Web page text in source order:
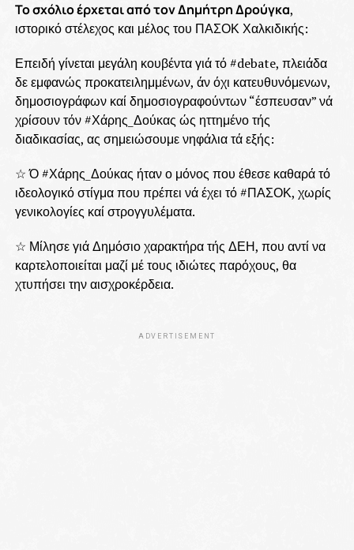
Το σχόλιο έρχεται από τον Δημήτρη Δρούγκα,
ιστορικό στέλεχος και μέλος του ΠΑΣΟΚ Χαλκιδικής:
Επειδή γίνεται μεγάλη κουβέντα γιά τό #debate, πλειάδα
δε εμφανώς προκατειλημμένων, άν όχι κατευθυνόμενων,
δημοσιογράφων καί δημοσιογραφούντων “έσπευσαν” νά
χρίσουν τόν #Χάρης_Δούκας ώς ηττημένο τής
διαδικασίας, ας σημειώσουμε νηφάλια τά εξής:
☆ Ό #Χάρης_Δούκας ήταν ο μόνος που έθεσε καθαρά τό
ιδεολογικό στίγμα που πρέπει νά έχει τό #ΠΑΣΟΚ, χωρίς
γενικολογίες καί στρογγυλέματα.
☆ Μίλησε γιά Δημόσιο χαρακτήρα τής ΔΕΗ, που αντί να
καρτελοποιείται μαζί μέ τους ιδιώτες παρόχους, θα
χτυπήσει την αισχροκέρδεια.
ADVERTISEMENT